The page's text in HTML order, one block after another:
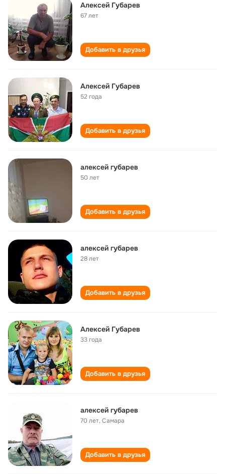
Алексей Губарев
67 лет
Добавить в друзья
Алексей Губарев
52 года
Добавить в друзья
алексей губарев
50 лет
Добавить в друзья
алексей губарев
28 лет
Добавить в друзья
Алексей Губарев
33 года
Добавить в друзья
алексей губарев
70 лет,Самара
Добавить в друзья